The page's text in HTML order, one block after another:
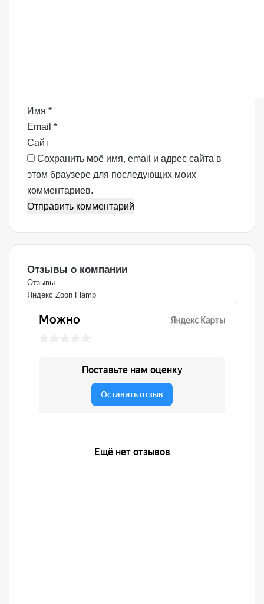
р
и
й
*
Имя *
Email *
Сайт
Сохранить моё имя, email и адрес сайта в
этом браузере для последующих моих
комментариев.
Отзывы о компании
Отзывы
Яндекс Zoon Flamp